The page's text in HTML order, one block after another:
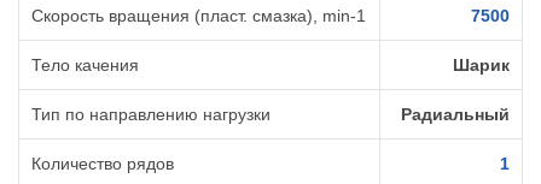
Скорость вращения (пласт. смазка), min-1 7500
Тело качения Шарик
Тип по направлению нагрузки Радиальный
Количество рядов 1